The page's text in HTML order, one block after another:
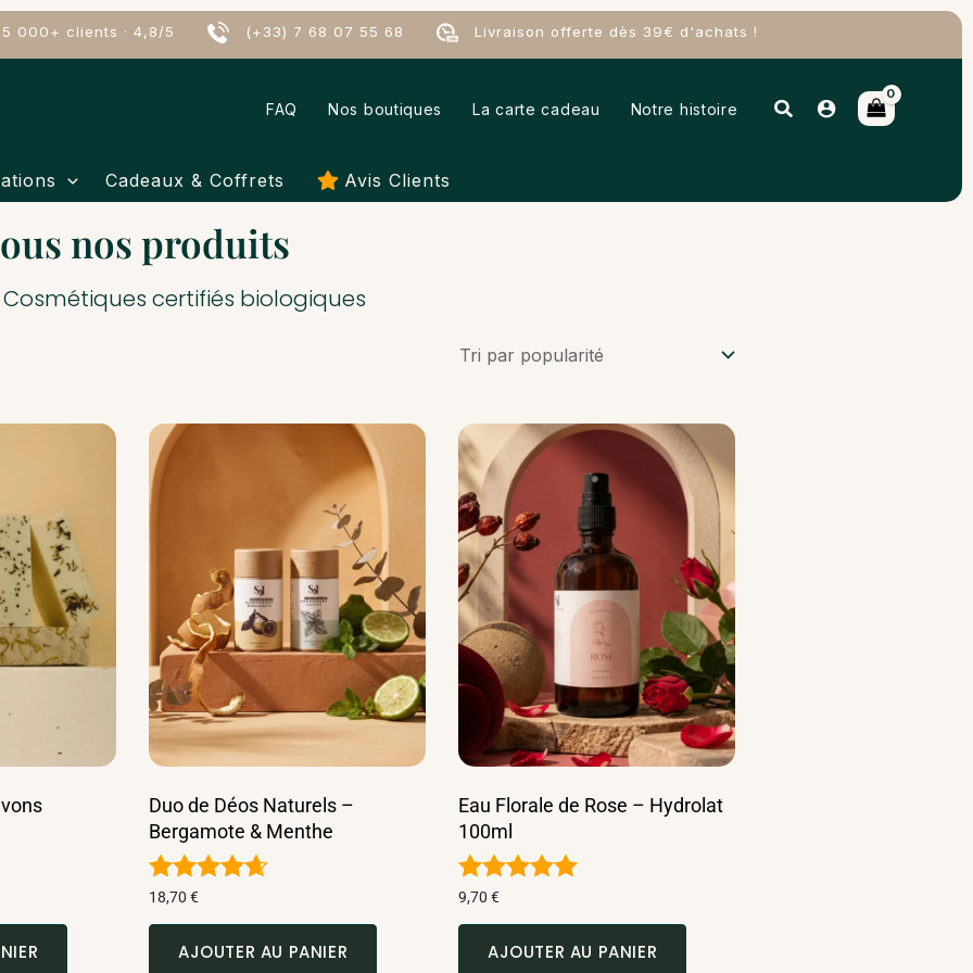
15 000+ clients · 4,8/5 (+33) 7 68 07 55 68 Livraison offerte dès 39€ d'achats !
FAQ Nos boutiques La carte cadeau Notre histoire Rechercher
Cadeaux & Coffrets Avis Clients
nos produits
Cosmétiques certifiés biologiques
Duo de Déos Naturels –
Bergamote & Menthe
Note
4.60
sur 5
18,70 €
AJOUTER AU PANIER
Eau Florale de Rose – Hydrolat
100ml
Note
5.00
sur 5
9,70 €
AJOUTER AU PANIER